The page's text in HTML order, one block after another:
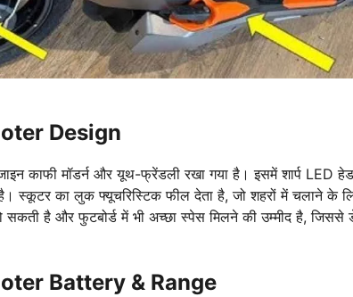
Design
काफी मॉडर्न और यूथ-फ्रेंडली रखा गया है। इसमें शार्प LED
स्कूटर का लुक फ्यूचरिस्टिक फील देता है, जो शहरों में चलाने के
है और फुटबोर्ड में भी अच्छा स्पेस मिलने की उम्मीद है, जिससे
Battery & Range